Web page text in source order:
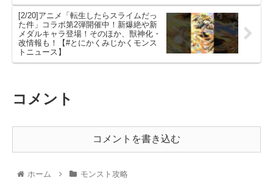
[2/20]アニメ「転生したらスライムだっ
た件」コラボ第2弾開催中！新爆絶や新
メダルキャラ登場！そのほか、獣神化・
改情報も！【#とにかくみじかくモンス
トニュース】
コメント
コメントを書き込む
ホーム モンスト攻略